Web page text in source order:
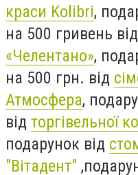
краси Kolibri,
на 500 гривень від
«Челентано»,
на 500 грн. від
Атмосфера,
від торгівельної
подарунок від
"Вітадент"